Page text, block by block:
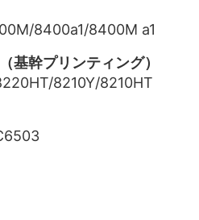
8400a1/8400M a1
幹プリンティング）
8210Y/8210HT